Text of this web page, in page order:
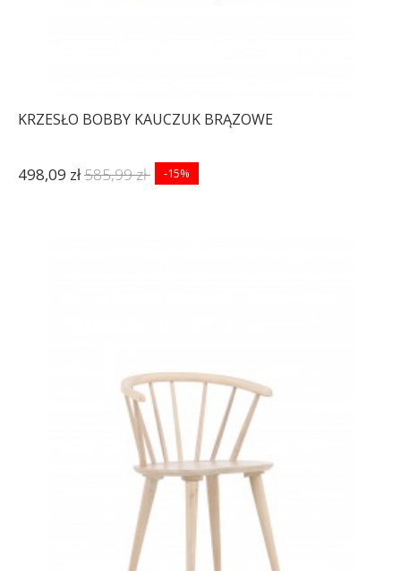
KRZESŁO BOBBY KAUCZUK BRĄZOWE
498,09 zł585,99 zł -15%